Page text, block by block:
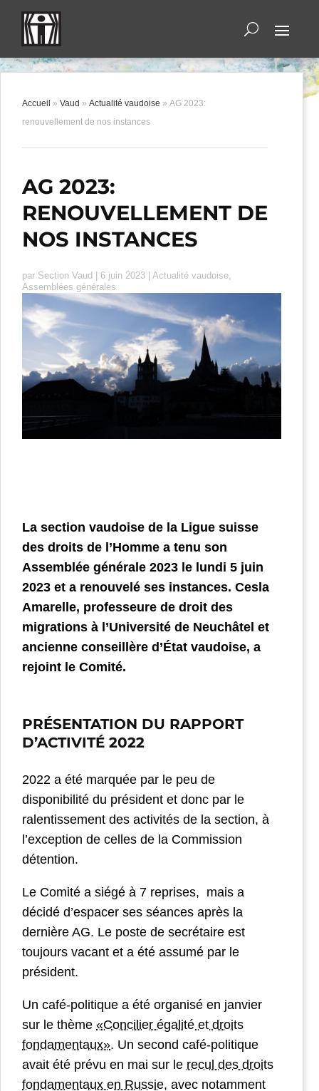
Accueil » Vaud » Actualité vaudoise » AG 2023:
renouvellement de nos instances
AG 2023:
RENOUVELLEMENT DE
NOS INSTANCES
par Section Vaud 6 juin 2023 Actualité vaudoise,
Assemblées générales
La section vaudoise de la Ligue suisse
des droits de l’Homme a tenu son
Assemblée générale 2023 le lundi 5 juin
2023 et a renouvelé ses instances. Cesla
Amarelle, professeure de droit des
migrations à l’Université de Neuchâtel et
ancienne conseillère d’État vaudoise, a
rejoint le Comité.
PRÉSENTATION DU RAPPORT
D’ACTIVITÉ 2022
2022 a été marquée par le peu de
disponibilité du président et donc par le
ralentissement des activités de la section, à
l’exception de celles de la Commission
détention.
Le Comité a siégé à 7 reprises, mais a
décidé d’espacer ses séances après la
dernière AG. Le poste de secrétaire est
toujours vacant et a été assumé par le
président.
Un café-politique a été organisé en janvier
sur le thème «Concilier égalité et droits
fondamentaux». Un second café-politique
avait été prévu en mai sur le recul des droits
fondamentaux en Russie, avec notamment